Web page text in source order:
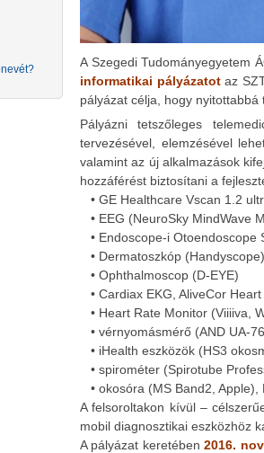
A Szegedi Tudományegyetem
informatikai pályázatotaz
pályázat célja, hogy
Pályázni tetszőleges
tervezésével, elemzésével
valamint az új alkalmazások
hozzáférést biztosítani a
• GE Healthcare Vscan 1.2
• EEG (NeuroSky MindWave
• Endoscope-i Otoendoscope
• Dermatoszkóp (Handyscope)
• Ophthalmoscop (D-EYE)
• Cardiax EKG, AliveCor
• Heart Rate Monitor (Viiiiva,
• vérnyomásmérő (AND UA-
• iHealth eszközök (HS3
• spirométer (Spirotube
• okosóra (MS Band2, Apple),
A felsoroltakon kívül –
mobil diagnosztikai eszközhöz
A pályázat keretében2016.